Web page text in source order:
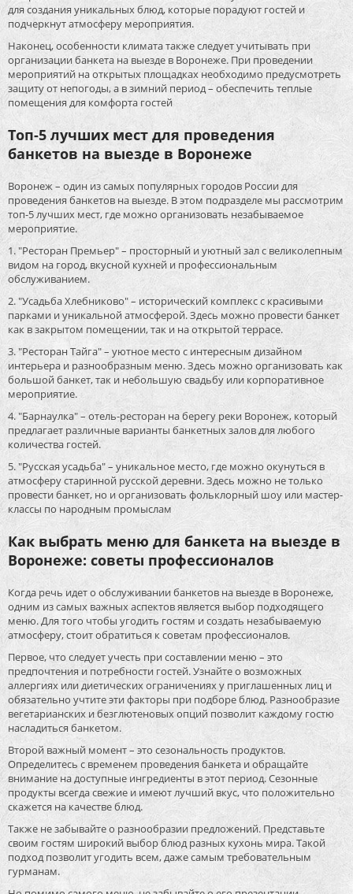
для создания уникальных блюд, которые порадуют гостей и
подчеркнут атмосферу мероприятия.
Наконец, особенности климата также следует учитывать при
организации банкета на выезде в Воронеже. При проведении
мероприятий на открытых площадках необходимо предусмотреть
защиту от непогоды, а в зимний период – обеспечить теплые
помещения для комфорта гостей
Топ-5 лучших мест для проведения
банкетов на выезде в Воронеже
Воронеж – один из самых популярных городов России для
проведения банкетов на выезде. В этом подразделе мы рассмотрим
топ-5 лучших мест, где можно организовать незабываемое
мероприятие.
1. "Ресторан Премьер" – просторный и уютный зал с великолепным
видом на город, вкусной кухней и профессиональным
обслуживанием.
2. "Усадьба Хлебниково" – исторический комплекс с красивыми
парками и уникальной атмосферой. Здесь можно провести банкет
как в закрытом помещении, так и на открытой террасе.
3. "Ресторан Тайга" – уютное место с интересным дизайном
интерьера и разнообразным меню. Здесь можно организовать как
большой банкет, так и небольшую свадьбу или корпоративное
мероприятие.
4. "Барнаулка" – отель-ресторан на берегу реки Воронеж, который
предлагает различные варианты банкетных залов для любого
количества гостей.
5. "Русская усадьба" – уникальное место, где можно окунуться в
атмосферу старинной русской деревни. Здесь можно не только
провести банкет, но и организовать фольклорный шоу или мастер-
классы по народным промыслам
Как выбрать меню для банкета на выезде в
Воронеже: советы профессионалов
Когда речь идет о обслуживании банкетов на выезде в Воронеже,
одним из самых важных аспектов является выбор подходящего
меню. Для того чтобы угодить гостям и создать незабываемую
атмосферу, стоит обратиться к советам профессионалов.
Первое, что следует учесть при составлении меню – это
предпочтения и потребности гостей. Узнайте о возможных
аллергиях или диетических ограничениях у приглашенных лиц и
обязательно учтите эти факторы при подборе блюд. Разнообразие
вегетарианских и безглютеновых опций позволит каждому гостю
насладиться банкетом.
Второй важный момент – это сезональность продуктов.
Определитесь с временем проведения банкета и обращайте
внимание на доступные ингредиенты в этот период. Сезонные
продукты всегда свежие и имеют лучший вкус, что положительно
скажется на качестве блюд.
Также не забывайте о разнообразии предложений. Представьте
своим гостям широкий выбор блюд разных кухонь мира. Такой
подход позволит угодить всем, даже самым требовательным
гурманам.